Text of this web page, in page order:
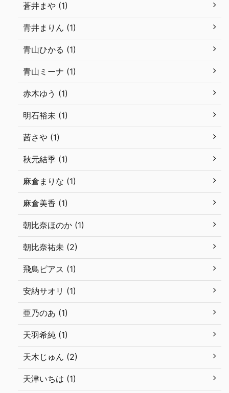
蒼井まや (1)
青井まりん (1)
青山ひかる (1)
青山ミーナ (1)
赤木ゆう (1)
明石裕未 (1)
茜さや (1)
秋元結季 (1)
麻倉まりな (1)
麻倉美香 (1)
朝比奈ほのか (1)
朝比奈祐未 (2)
飛鳥ピアス (1)
安納サオリ (1)
亜乃のあ (1)
天羽希純 (1)
天木じゅん (2)
天津いちは (1)